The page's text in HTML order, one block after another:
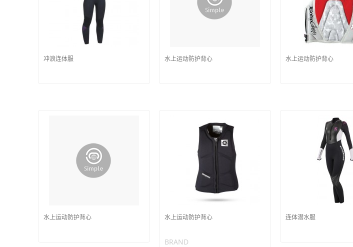
冲浪连体服 水上运动防护背心 水上运动防护背心
水上运动防护背心 水上运动防护背心
BRAND
连体潜水服